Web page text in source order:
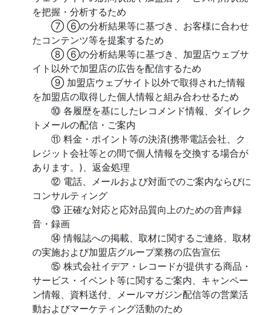
を把握・分析するため
⑦ ⑥の分析結果等に基づき、お客様に合わせ
たコンテンツ等を提案するため
⑧ ⑥の分析結果等に基づき、加盟店ウェブサ
イト以外で加盟店の広告を配信するため
⑨ 加盟店ウェブサイト以外で取得された情報
を加盟店の取得した個人情報と組み合わせるため
⑩ 各履歴を基にしたレコメンド情報、ダイレク
トメールの配信・ご案内
⑪ 料金・ポイント等の決済(携帯電話会社、ク
レジット会社等との間で個人情報を交換する場合が
あります。)、返金処理
⑫ 電話、メールおよび対面でのご案内ならびに
コンサルティング
⑬ 正確な対応と応対品質向上のための音声録
音・録画
⑭ 情報誌への掲載、取材に関するご連絡、取材
の実施および加盟店グループ業務の広告宣伝
⑮ 株式会社イデア・レコードが提供する商品・
サービス・イベント等に関するご案内、キャンペー
ン情報、資料送付、メールマガジン配信等の営業活
動およびマーケティング活動のため